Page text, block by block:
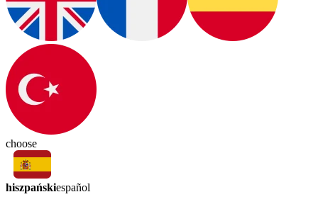
choose
hiszpańskiespañol